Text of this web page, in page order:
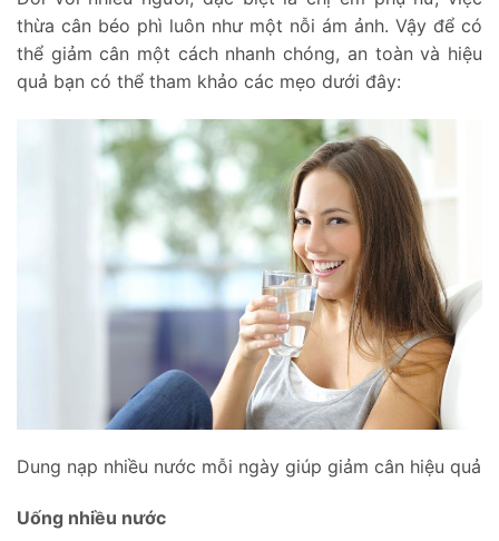
thừa cân béo phì luôn như một nỗi ám ảnh. Vậy để có
thể giảm cân một cách nhanh chóng, an toàn và hiệu
quả bạn có thể tham khảo các mẹo dưới đây:
Dung nạp nhiều nước mỗi ngày giúp giảm cân hiệu quả
Uống nhiều nước